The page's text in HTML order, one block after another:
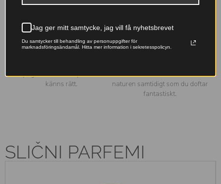
Franska essenser
lyxiga dofter till ett pris som
känns rätt.
Miljövänligt val
minskar avfallet – ta hand om
naturen samtidigt som du doftar
fantastiskt.
SLIČNI PARFEMI
Jag ger mitt samtycke, jag vill få nyhetsbrevet
Du samtycker till behandling av personuppgifter för
marknadsföringsändamål. Hitta mer information i sekretesspolicyn.